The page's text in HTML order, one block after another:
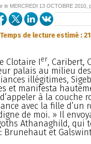
le MERCREDI 13 OCTOBRE 2010
Temps de lecture estimé :
Clotaire Ier, Caribert,
palais au milieu
illégitimes,
et manifesta
à la couche
avec la fille d’un
de moi. » Il
Athanaghild, qui
Brunehaut et